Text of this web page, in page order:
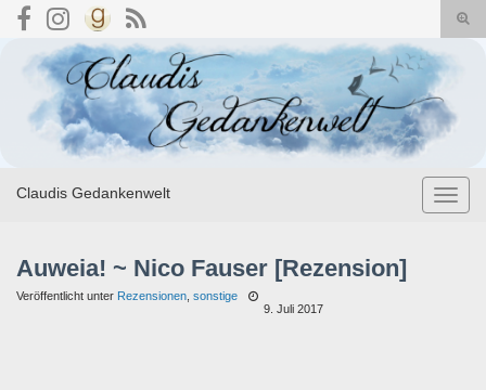
Search for:
Claudis Gedankenwelt
Auweia! ~ Nico Fauser [Rezension]
Veröffentlicht unter Rezensionen sonstige
9. Juli 2017